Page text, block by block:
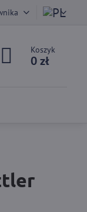
Koszyk
0 zł